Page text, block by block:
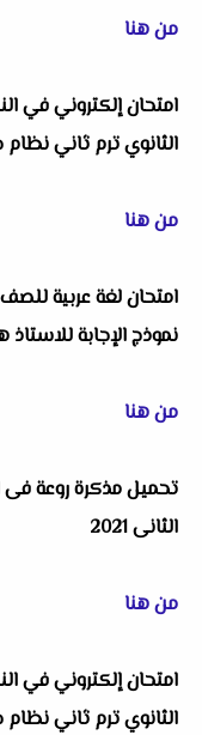
من هنا
امتحان إلكتروني في
الثانوي ترم ثاني
من هنا
نموذج الإجابة
من هنا
تحميل مذكرة روعة فى
الثانى 2021
من هنا
امتحان إلكتروني في
الثانوي ترم ثاني